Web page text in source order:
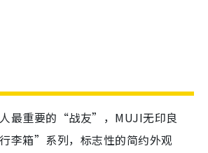
最重要的“战友”，MUJI无印良
李箱”系列，标志性的简约外观